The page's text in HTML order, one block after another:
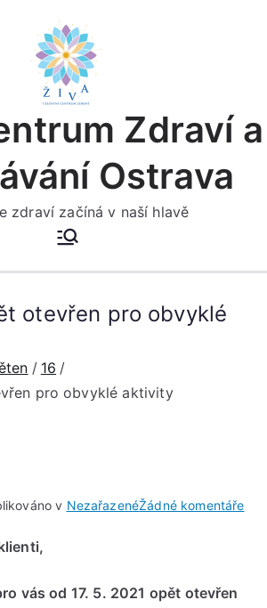
Zdraví a
Ostrava
zdraví začíná v naší hlavě
otevřen pro obvyklé
16
pro obvyklé aktivity
v NezařazenéŽádné komentářeu
vás od 17. 5. 2021 opět otevřen